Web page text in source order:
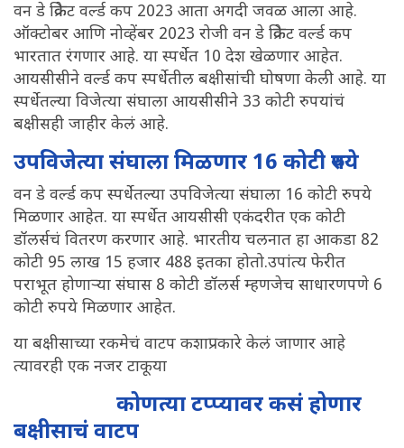
वन डे क्रिकेट वर्ल्ड कप 2023 आता अगदी जवळ आला आहे.
ऑक्टोबर आणि नोव्हेंबर 2023 रोजी वन डे क्रिकेट वर्ल्ड कप
भारतात रंगणार आहे. या स्पर्धेत 10 देश खेळणार आहेत.
आयसीसीने वर्ल्ड कप स्पर्धेतील बक्षीसांची घोषणा केली आहे. या
स्पर्धेतल्या विजेत्या संघाला आयसीसीने 33 कोटी रुपयांचं
बक्षीसही जाहीर केलं आहे.
उपविजेत्या संघाला मिळणार 16 कोटी रुपये
वन डे वर्ल्ड कप स्पर्धेतल्या उपविजेत्या संघाला 16 कोटी रुपये
मिळणार आहेत. या स्पर्धेत आयसीसी एकंदरीत एक कोटी
डॉलर्सचं वितरण करणार आहे. भारतीय चलनात हा आकडा 82
कोटी 95 लाख 15 हजार 488 इतका होतो.उपांत्य फेरीत
पराभूत होणाऱ्या संघास 8 कोटी डॉलर्स म्हणजेच साधारणपणे 6
कोटी रुपये मिळणार आहेत.
या बक्षीसाच्या रकमेचं वाटप कशाप्रकारे केलं जाणार आहे
त्यावरही एक नजर टाकूया
कोणत्या टप्प्यावर कसं होणार
बक्षीसाचं वाटप